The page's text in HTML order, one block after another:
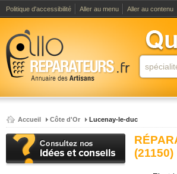
Politique d'accessibilité Aller au menu Aller au contenu
Accueil Côte d'Or Lucenay-le-duc
(21150)